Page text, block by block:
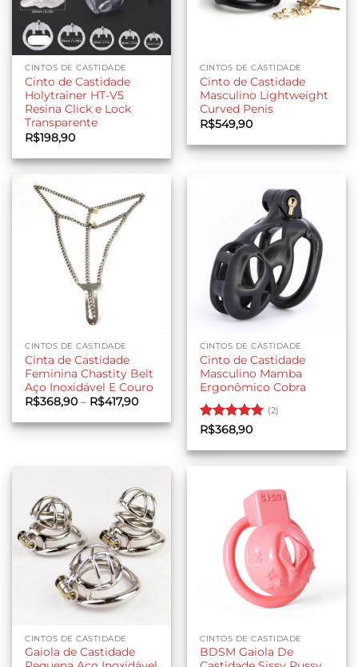
CINTOS DE CASTIDADE
Cinto de Castidade
Holytrainer HT-V5
Resina Click e Lock
Transparente
R$198,90
CINTOS DE CASTIDADE
Cinto de Castidade
Masculino Lightweight
Curved Penis
R$549,90
CINTOS DE CASTIDADE
Cinta de Castidade
Feminina Chastity Belt
Aço Inoxidável E Couro
R$368,90 – R$417,90Faixa
preço:
R$368,90
CINTOS DE CASTIDADE
Cinto de Castidade
Masculino Mamba
Ergonômico Cobra
Avaliação
(2)
R$368,90
CINTOS DE CASTIDADE
Gaiola de Castidade
CINTOS DE CASTIDADE
BDSM Gaiola De